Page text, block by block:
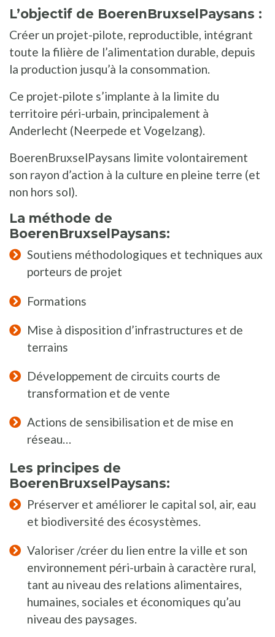
L’objectif de BoerenBruxselPaysans :
Créer un projet-pilote, reproductible, intégrant
toute la filière de l’alimentation durable, depuis
la production jusqu’à la consommation.
Ce projet-pilote s’implante à la limite du
territoire péri-urbain, principalement à
Anderlecht (Neerpede et Vogelzang).
BoerenBruxselPaysans limite volontairement
son rayon d’action à la culture en pleine terre (et
non hors sol).
La méthode de
BoerenBruxselPaysans:
Soutiens méthodologiques et techniques aux
porteurs de projet
Formations
Mise à disposition d’infrastructures et de
terrains
Développement de circuits courts de
transformation et de vente
Actions de sensibilisation et de mise en
réseau…
Les principes de
BoerenBruxselPaysans:
Préserver et améliorer le capital sol, air, eau
et biodiversité des écosystèmes.
Valoriser /créer du lien entre la ville et son
environnement péri-urbain à caractère rural,
tant au niveau des relations alimentaires,
humaines, sociales et économiques qu’au
niveau des paysages.